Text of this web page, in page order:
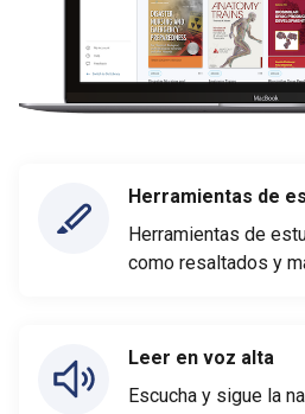
Herramientas de
Herramientas de
como resaltados y
Leer en voz alta
Escucha y sigue la